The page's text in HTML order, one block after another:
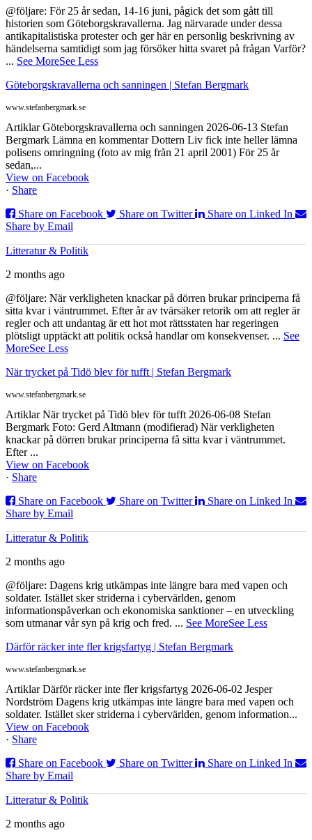
@följare: För 25 år sedan, 14-16 juni, pågick det som gått till
historien som Göteborgskravallerna. Jag närvarade under dessa
antikapitalistiska protester och ger här en personlig beskrivning av
händelserna samtidigt som jag försöker hitta svaret på frågan Varför?
... See MoreSee Less
Göteborgskravallerna och sanningen | Stefan Bergmark
www.stefanbergmark.se
Artiklar Göteborgskravallerna och sanningen 2026-06-13 Stefan
Bergmark Lämna en kommentar Dottern Liv fick inte heller lämna
polisens omringning (foto av mig från 21 april 2001) För 25 år
sedan,...
View on Facebook
· Share
Share on Facebook
Share on Twitter
Share on Linked In
Share by Email
Litteratur & Politik
2 months ago
@följare: När verkligheten knackar på dörren brukar principerna få
sitta kvar i väntrummet. Efter år av tvärsäker retorik om att regler är
regler och att undantag är ett hot mot rättsstaten har regeringen
plötsligt upptäckt att politik också handlar om konsekvenser. ... See
MoreSee Less
När trycket på Tidö blev för tufft | Stefan Bergmark
www.stefanbergmark.se
Artiklar När trycket på Tidö blev för tufft 2026-06-08 Stefan
Bergmark Foto: Gerd Altmann (modifierad) När verkligheten
knackar på dörren brukar principerna få sitta kvar i väntrummet.
Efter ...
View on Facebook
· Share
Share on Facebook
Share on Twitter
Share on Linked In
Share by Email
Litteratur & Politik
2 months ago
@följare: Dagens krig utkämpas inte längre bara med vapen och
soldater. Istället sker striderna i cybervärlden, genom
informationspåverkan och ekonomiska sanktioner – en utveckling
som utmanar vår syn på krig och fred. ... See MoreSee Less
Därför räcker inte fler krigsfartyg | Stefan Bergmark
www.stefanbergmark.se
Artiklar Därför räcker inte fler krigsfartyg 2026-06-02 Jesper
Nordström Dagens krig utkämpas inte längre bara med vapen och
soldater. Istället sker striderna i cybervärlden, genom information...
View on Facebook
· Share
Share on Facebook
Share on Twitter
Share on Linked In
Share by Email
Litteratur & Politik
2 months ago